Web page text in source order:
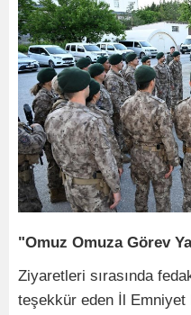
"Omuz Omuza Görev
Ziyaretleri sırasında
teşekkür eden İl